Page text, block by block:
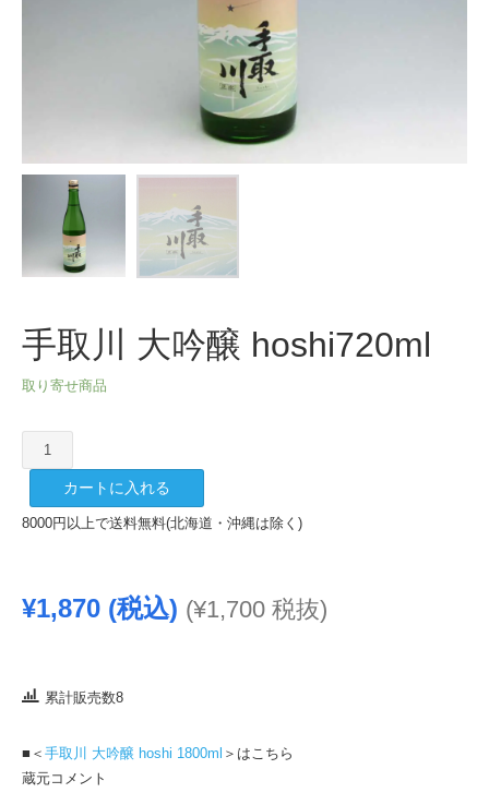
手取川 大吟醸 hoshi720ml
取り寄せ商品
取
大
個
カートに入れる
8000円以上で送料無料(北海道・沖縄は除く)
¥1,870 (税込) (¥1,700 税抜)
累計販売数8
■＜ 手取川 大吟醸 hoshi 1800ml ＞はこちら
蔵元コメント